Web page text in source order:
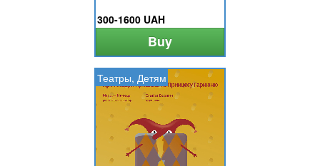
300-1600 UAH
Buy
Театры, Детям